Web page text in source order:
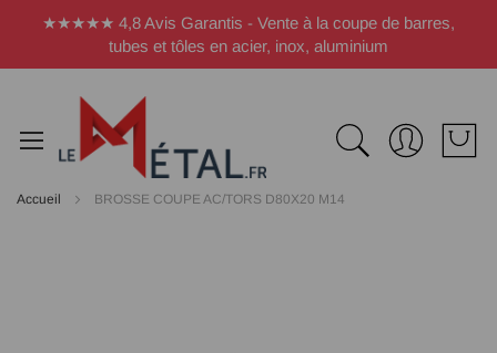
★★★★★ 4,8 Avis Garantis - Vente à la coupe de barres,
tubes et tôles en acier, inox, aluminium
Accueil BROSSE COUPE AC/TORS D80X20 M14